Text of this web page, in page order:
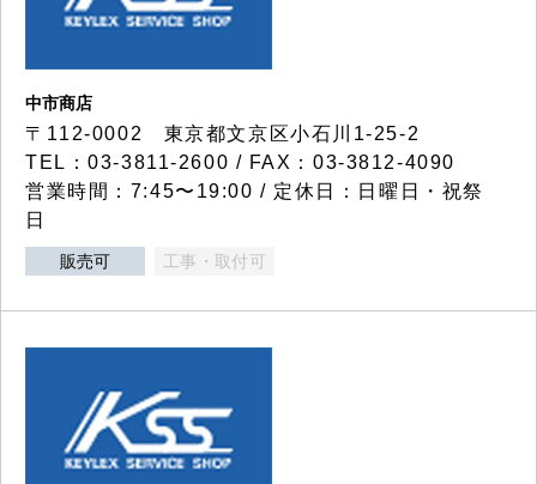
中市商店
〒112-0002 東京都文京区小石川1-25-2
TEL：03-3811-2600 / FAX：03-3812-4090
営業時間：7:45〜19:00 / 定休日：日曜日・祝祭
日
販売可 工事・取付可